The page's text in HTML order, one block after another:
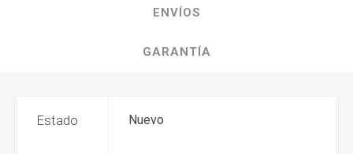
ENVÍOS
GARANTÍA
Estado Nuevo